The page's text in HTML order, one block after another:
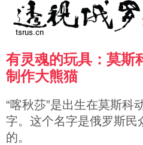
首页
国际
时政
空军
海军
陆军
军事合作
财经
商业
工业
能源
农业
文艺
教育
美食
娱乐
图片新闻
高清图片
漫画
视频
图表
有灵魂的玩具：莫斯
制作大熊猫
“喀秋莎”是出生在莫斯科
字。这个名字是俄罗斯民
的。